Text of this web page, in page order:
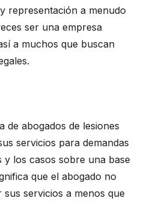
representación a menudo
ser una empresa
a muchos que buscan
de abogados de lesiones
servicios para demandas
y los casos sobre una base
que el abogado no
servicios a menos que